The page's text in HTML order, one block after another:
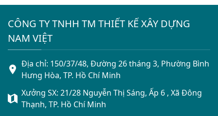
CÔNG TY TNHH TM THIẾT KẾ XÂY DỰNG
NAM VIỆT
Địa chỉ: 150/37/48, Đường 26 tháng 3, Phường Bình
Hưng Hòa, TP. Hồ Chí Minh
Xưởng SX: 21/28 Nguyễn Thị Sáng, Ấp 6 , Xã Đông
Thạnh, TP. Hồ Chí Minh